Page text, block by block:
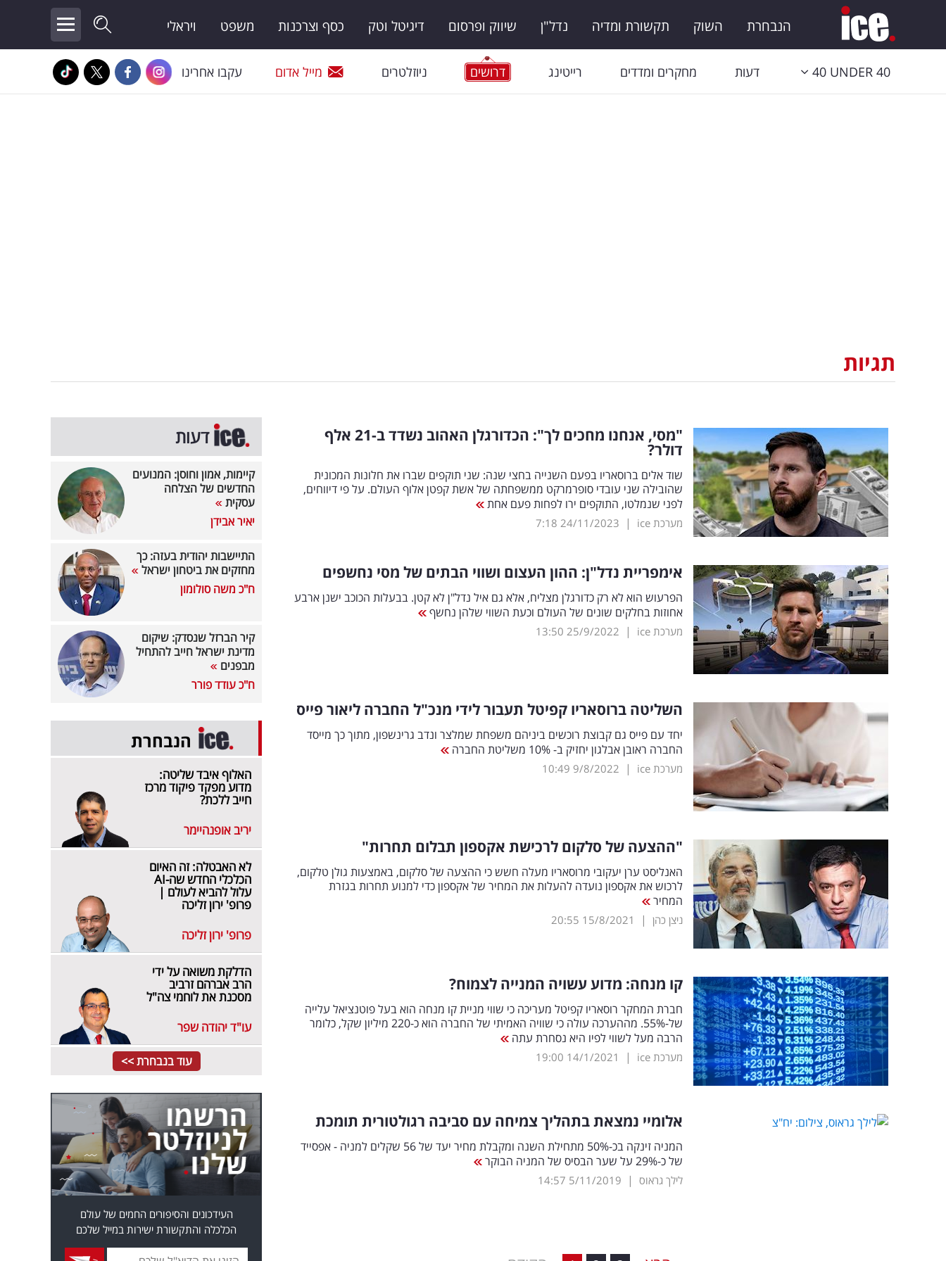
הנבחרת השוק תקשורת ומדיה נדל"ן שיווק ופרסום דיגיטל וטק כסף וצרכנות משפט ויראלי
40 UNDER 40 דעות מחקרים ומדדים רייטינג דרושים ניוזלטרים מייל אדום עקבו אחרינו
תגיות
"מסי, אנחנו מחכים לך": הכדורגלן האהוב נשדד ב-21 אלף
דולר?
שוד אלים ברוסאריו בפעם השנייה בחצי שנה: שני תוקפים שברו את חלונות המכונית
שהובילה שני עובדי סופרמרקט ממשפחתה של אשת קפטן אלוף העולם. על פי דיווחים,
לפני שנמלטו, התוקפים ירו לפחות פעם אחת
מערכת ice |
24/11/2023
7:18
אימפריית נדל"ן: ההון העצום ושווי הבתים של מסי נחשפים
הפרעוש הוא לא רק כדורגלן מצליח, אלא גם איל נדל"ן לא קטן. בבעלות הכוכב ישנן ארבע
אחוזות בחלקים שונים של העולם וכעת השווי שלהן נחשף
מערכת ice |
25/9/2022
13:50
השליטה ברוסאריו קפיטל תעבור לידי מנכ"ל החברה ליאור פייס
יחד עם פייס גם קבוצת רוכשים ביניהם משפחת שמלצר ונדב גרינשפון, מתוך כך מייסד
החברה ראובן אבלגון יחזיק ב- 10% משליטת החברה
מערכת ice |
9/8/2022
10:49
"ההצעה של סלקום לרכישת אקספון תבלום תחרות"
האנליסט ערן יעקובי מרוסאריו מעלה חשש כי ההצעה של סלקום, באמצעות גולן טלקום,
לרכוש את אקספון נועדה להעלות את המחיר של אקספון כדי למנוע תחרות בגזרת
המחיר
ניצן כהן |
15/8/2021
20:55
קו מנחה: מדוע עשויה המנייה לצמוח?
חברת המחקר רוסאריו קפיטל מעריכה כי שווי מניית קו מנחה הוא בעל פוטנציאל עלייה
של-55%. מההערכה עולה כי שוויה האמיתי של החברה הוא כ-220 מיליון שקל, כלומר
הרבה מעל לשווי לפיו היא נסחרת עתה
מערכת ice |
14/1/2021
19:00
אלומיי נמצאת בתהליך צמיחה עם סביבה רגולטורית תומכת
המניה זינקה בכ-50% מתחילת השנה ומקבלת מחיר יעד של 56 שקלים למניה - אפסייד
של כ-29% על שער הבסיס של המניה הבוקר
לילך גראוס |
5/11/2019
14:57
דעות
קיימות, אמון וחוסן: המנועים
החדשים של הצלחה
עסקית
יאיר אבידן
התיישבות יהודית בעזה: כך
מחזקים את ביטחון ישראל
ח"כ משה סולומון
קיר הברזל שנסדק: שיקום
מדינת ישראל חייב להתחיל
מבפנים
ח"כ עודד פורר
הנבחרת
האלוף איבד שליטה:
מדוע מפקד פיקוד מרכז
חייב ללכת?
יריב אופנהיימר
לא האבטלה: זה האיום
הכלכלי החדש שה-AI
עלול להביא לעולם |
פרופ' ירון זליכה
פרופ' ירון זליכה
הדלקת משואה על ידי
הרב אברהם זרביב
מסכנת את לוחמי צה"ל
עו"ד יהודה שפר
עוד בנבחרת >>
העידכונים והסיפורים החמים של עולם
הכלכלה והתקשורת ישירות במייל שלכם